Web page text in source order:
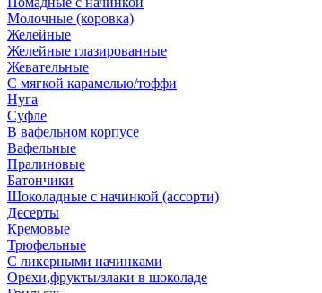
Молочные (коровка)
Желейные
Желейные глазированные
Жевательные
С мягкой карамелью/тоффи
Нуга
Суфле
В вафельном корпусе
Вафельные
Пралиновые
Батончики
Шоколадные с начинкой (ассорти)
Десерты
Кремовые
Трюфельные
С ликерными начинками
Орехи,фрукты/злаки в шоколаде